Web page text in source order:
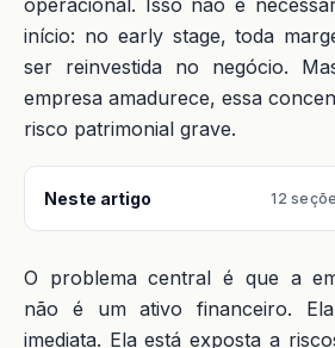
operacional. Isso não é
início: no early stage, toda
ser reinvestida no negócio.
empresa amadurece, essa
risco patrimonial grave.
Neste artigo 12
O problema central é que a
não é um ativo financeiro.
imediata. Ela está exposta a